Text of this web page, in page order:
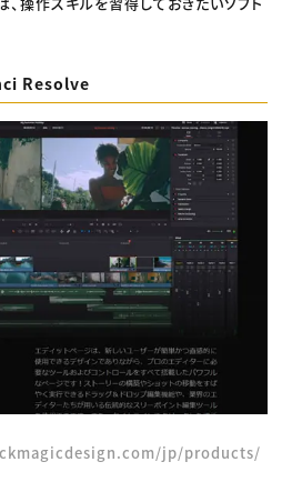
Resolve
jp/products/